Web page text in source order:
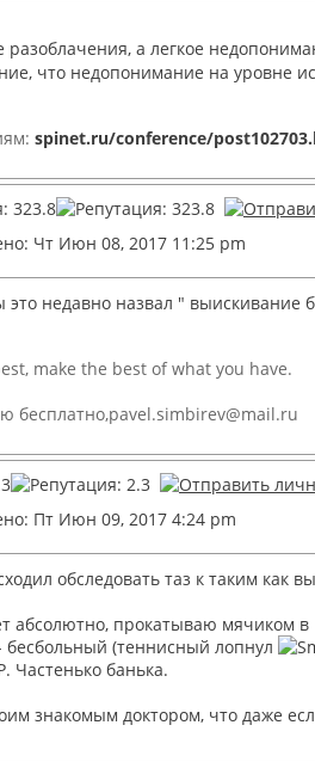
а легкое
что недопонимание на уровне
spinet.ru/conference/
Чт Июн 08, 2017 11:25 pm
недавно назвал " выискивание
make the best of what you have.
бесплатно,pavel.simbirev@mail.ru
Пт Июн 09, 2017 4:24 pm
обследовать таз к таким как
абсолютно, прокатываю мячиком
бесбольный (теннисный лопнул
Частенько банька.
знакомым доктором, что даже